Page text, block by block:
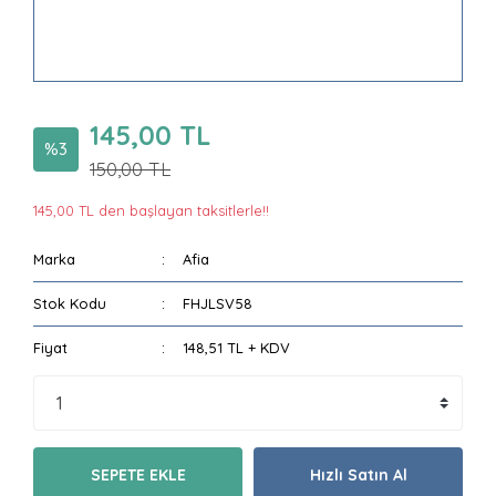
%3 145,00 TL
150,00 TL
145,00 TL den başlayan taksitlerle!!
Marka Afia
Stok Kodu FHJLSV58
Fiyat 148,51 TL + KDV
SEPETE EKLE Hızlı Satın Al